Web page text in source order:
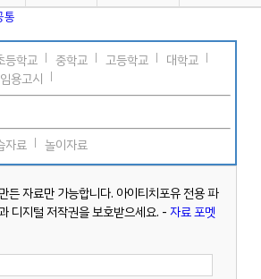
통
등학교 중학교 고등학교
대학교
임용고시
자료 놀이자료
든 자료만 가능합니다. 아이티치포유 전용 파
디지털 저작권을 보호받으세요. -자료 포멧